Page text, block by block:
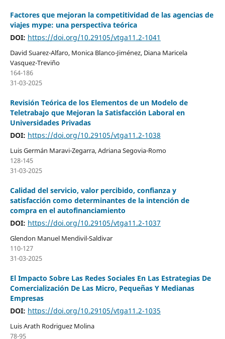
Factores que mejoran la competitividad de las agencias de
viajes mype: una perspectiva teórica
DOI: https://doi.org/10.29105/vtga11.2-1041
David Suarez-Alfaro, Monica Blanco-Jiménez, Diana Maricela
Vasquez-Treviño
164-186
31-03-2025
Revisión Teórica de los Elementos de un Modelo de
Teletrabajo que Mejoran la Satisfacción Laboral en
Universidades Privadas
DOI: https://doi.org/10.29105/vtga11.2-1038
Luis Germán Maravi-Zegarra, Adriana Segovia-Romo
128-145
31-03-2025
Calidad del servicio, valor percibido, confianza y
satisfacción como determinantes de la intención de
compra en el autofinanciamiento
DOI: https://doi.org/10.29105/vtga11.2-1037
Glendon Manuel Mendivil-Saldivar
110-127
31-03-2025
El Impacto Sobre Las Redes Sociales En Las Estrategias De
Comercialización De Las Micro, Pequeñas Y Medianas
Empresas
DOI: https://doi.org/10.29105/vtga11.2-1035
Luis Arath Rodriguez Molina
78-95